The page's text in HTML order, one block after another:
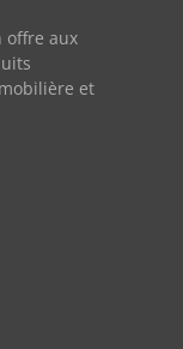
offre aux
et